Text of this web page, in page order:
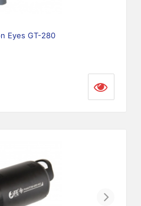
Eyes GT-280
Next